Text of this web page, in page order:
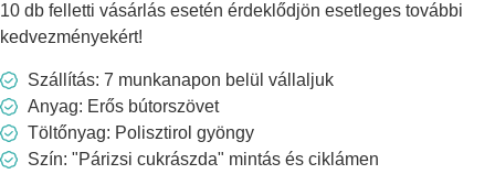
10 db felletti vásárlás esetén érdeklődjön esetleges további
kedvezményekért!
Szállítás: 7 munkanapon belül vállaljuk
Anyag: Erős bútorszövet
Töltőnyag: Polisztirol gyöngy
Szín: "Párizsi cukrászda" mintás és ciklámen